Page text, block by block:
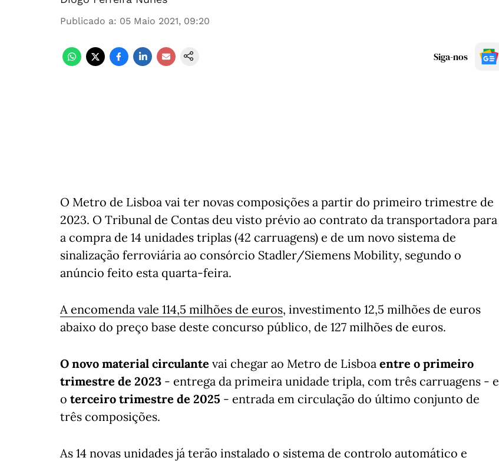
Publicado a: 05 Maio 2021, 09:20
Siga-nos
O Metro de Lisboa vai ter novas composições a partir do primeiro trimestre de
2023. O Tribunal de Contas deu visto prévio ao contrato da transportadora para
a compra de 14 unidades triplas (42 carruagens) e de um novo sistema de
sinalização ferroviária ao consórcio Stadler/Siemens Mobility, segundo o
anúncio feito esta quarta-feira.
A encomenda vale 114,5 milhões de euros, investimento 12,5 milhões de euros
abaixo do preço base deste concurso público, de 127 milhões de euros.
O novo material circulante vai chegar ao Metro de Lisboa entre o primeiro
trimestre de 2023 - entrega da primeira unidade tripla, com três carruagens - e
o terceiro trimestre de 2025 - entrada em circulação do último conjunto de
três composições.
As 14 novas unidades já terão instalado o sistema de controlo automático e